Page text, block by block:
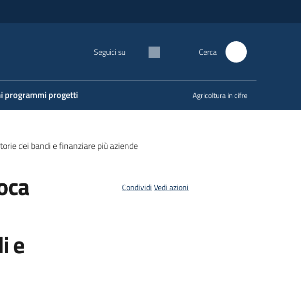
Seguici su Cerca
programmi progetti Agricoltura in cifre
dei bandi e finanziare più aziende
e
Condividi Vedi azioni